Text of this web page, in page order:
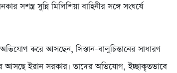
সুন্নি মিলিশিয়া বাহিনীর সঙ্গে সংঘর্ষে
করে আসছেন, সিস্তান-বালুচিস্তানের সাধারণ
আসছে ইরান সরকার। তাদের অভিযোগ, ইচ্ছাকৃতভাবে